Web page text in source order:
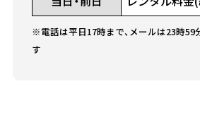
※電話は平日17時まで、メールは23時59
す